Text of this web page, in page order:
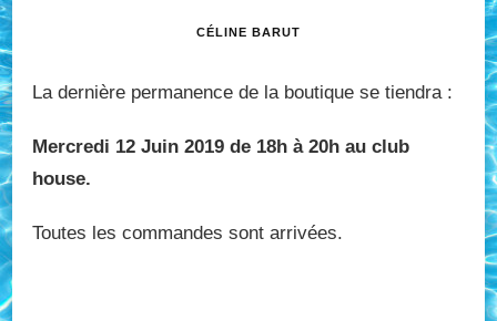
CÉLINE BARUT
La dernière permanence de la boutique se tiendra :
Mercredi 12 Juin 2019 de 18h à 20h au club
house.
Toutes les commandes sont arrivées.